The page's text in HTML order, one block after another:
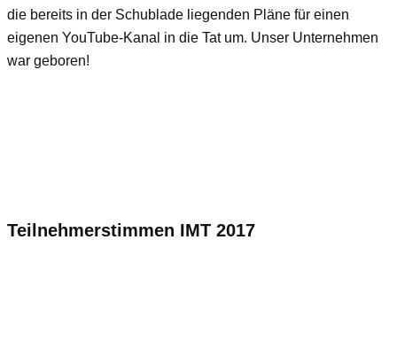
die bereits in der Schublade liegenden Pläne für einen
eigenen YouTube-Kanal in die Tat um. Unser Unternehmen
war geboren!
Teilnehmerstimmen IMT 2017